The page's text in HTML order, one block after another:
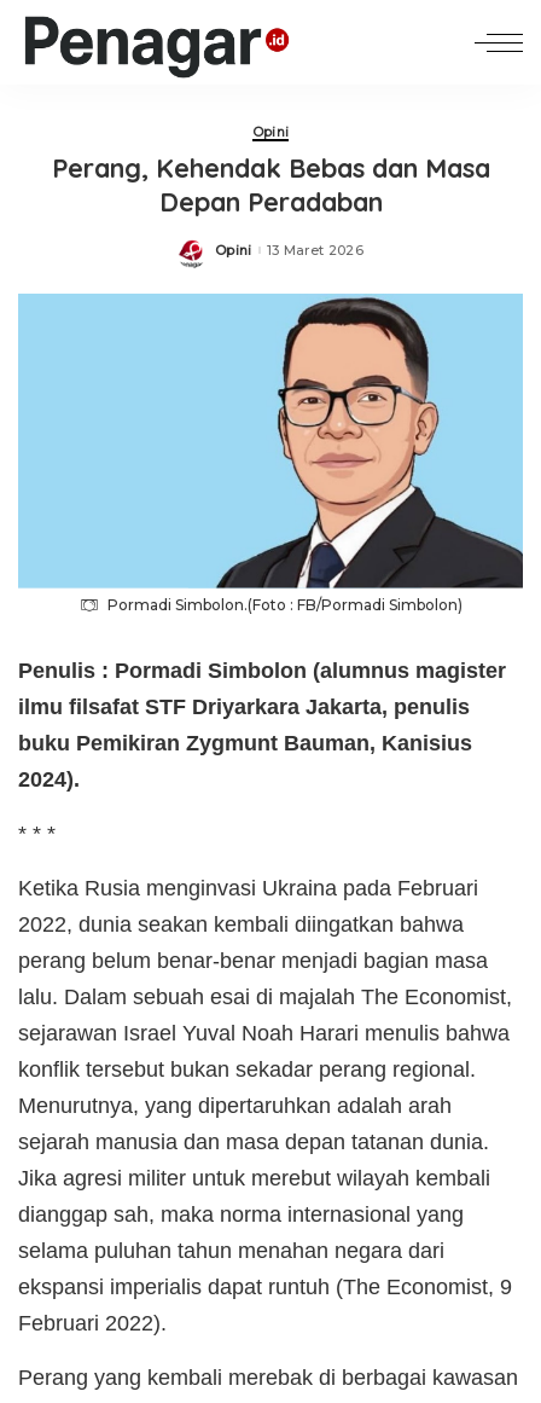
Opini
Perang, Kehendak Bebas dan Masa
Depan Peradaban
Posted
Opini 13 Maret 2026
Pormadi Simbolon.(Foto : FB/Pormadi Simbolon)
Penulis : Pormadi Simbolon (alumnus magister
ilmu filsafat STF Driyarkara Jakarta, penulis
buku Pemikiran Zygmunt Bauman, Kanisius
2024).
* * *
Ketika Rusia menginvasi Ukraina pada Februari
2022, dunia seakan kembali diingatkan bahwa
perang belum benar-benar menjadi bagian masa
lalu. Dalam sebuah esai di majalah The Economist,
sejarawan Israel Yuval Noah Harari menulis bahwa
konflik tersebut bukan sekadar perang regional.
Menurutnya, yang dipertaruhkan adalah arah
sejarah manusia dan masa depan tatanan dunia.
Jika agresi militer untuk merebut wilayah kembali
dianggap sah, maka norma internasional yang
selama puluhan tahun menahan negara dari
ekspansi imperialis dapat runtuh (The Economist, 9
Februari 2022).
Perang yang kembali merebak di berbagai kawasan